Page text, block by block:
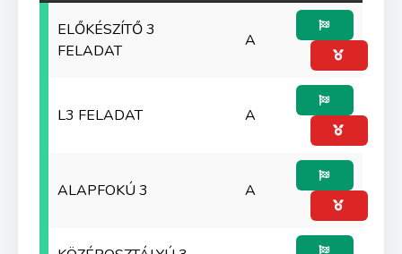
ELŐKÉSZÍTŐ 3
FELADAT
A
L3 FELADAT A
ALAPFOKÚ 3 A